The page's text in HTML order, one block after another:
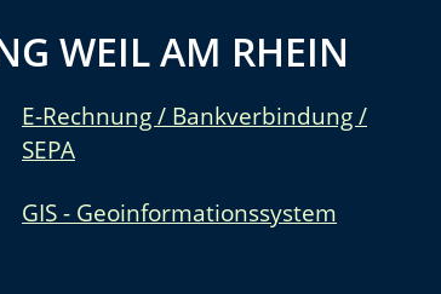
WEIL AM RHEIN
E-Rechnung / Bankverbindung /
SEPA
GIS - Geoinformationssystem